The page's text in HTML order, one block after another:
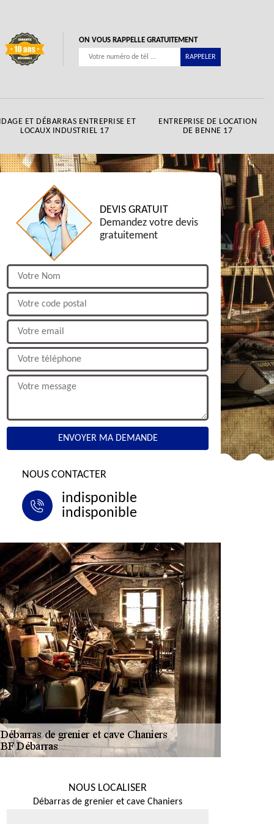
ON VOUS RAPPELLE GRATUITEMENT
ET DÉBARRAS ENTREPRISE ET
LOCAUX INDUSTRIEL 17
ENTREPRISE DE LOCATION
DE BENNE 17
DEVIS GRATUIT
Demandez votre devis
gratuitement
NOUS CONTACTER
indisponible
indisponible
NOUS LOCALISER
Débarras de grenier et cave Chaniers